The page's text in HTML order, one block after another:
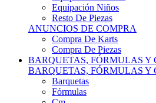
Resto De Piezas
ANUNCIOS DE COMPRA
Compra De Karts
Compra De Piezas
BARQUETAS, FÓRMULAS Y
BARQUETAS, FÓRMULAS Y
Barquetas
Fórmulas
Cm
Prototipos